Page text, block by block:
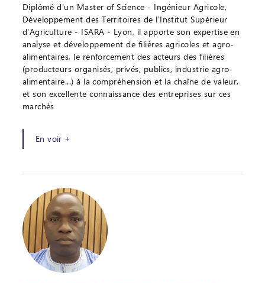
Diplômé d'un Master of Science - Ingénieur Agricole,
Développement des Territoires de l'Institut Supérieur
d’Agriculture - ISARA - Lyon, il apporte son expertise en
analyse et développement de filières agricoles et agro-
alimentaires, le renforcement des acteurs des filières
(producteurs organisés, privés, publics, industrie agro-
alimentaire...) à la compréhension et la chaîne de valeur,
et son excellente connaissance des entreprises sur ces
marchés
En voir +